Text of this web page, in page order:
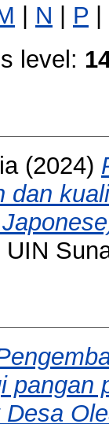
| N | P |
level:
(2024)
dan
pangan